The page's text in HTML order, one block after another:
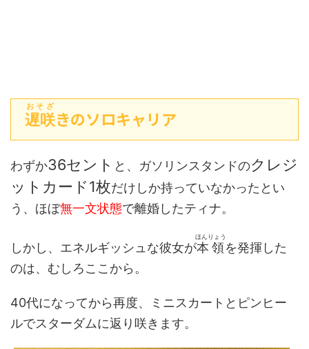
遅咲
おそざ
きのソロキャリア
わずか36セント と、ガソリンスタンドのクレジ
ットカード1枚だけしか持っていなかったとい
う、ほぼ無一文状態で離婚したティナ。
しかし、エネルギッシュな彼女が本領
ほんりょう
を発揮した
のは、むしろここから。
40代になってから再度、ミニスカートとピンヒー
ルでスターダムに返り咲きます。